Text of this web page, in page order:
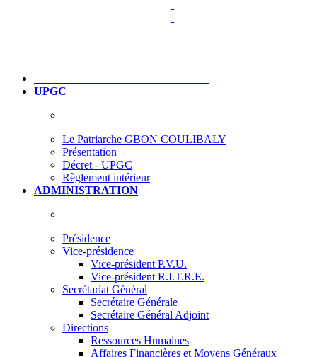
UPGC
Le Patriarche GBON COULIBALY
Présentation
Décret - UPGC
Règlement intérieur
ADMINISTRATION
Présidence
Vice-présidence
Vice-président P.V.U.
Vice-président R.I.T.R.E.
Secrétariat Général
Secrétaire Générale
Secrétaire Général Adjoint
Directions
Ressources Humaines
Affaires Financières et Moyens Généraux